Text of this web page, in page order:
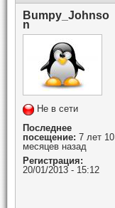
Bumpy_Johnso
n
Не в сети
Последнее
посещение: 7 лет 10
месяцев назад
Регистрация:
20/01/2013 - 15:12